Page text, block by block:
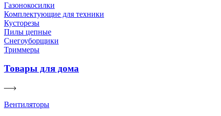
Газонокосилки
Комплектующие для техники
Кусторезы
Пилы цепные
Снегоуборщики
Триммеры
Товары для дома
Вентиляторы